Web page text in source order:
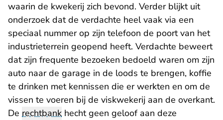
waarin de kwekerij zich bevond. Verder blijkt uit
onderzoek dat de verdachte heel vaak via een
speciaal nummer op zijn telefoon de poort van het
industrieterrein geopend heeft. Verdachte beweert
dat zijn frequente bezoeken bedoeld waren om zijn
auto naar de garage in de loods te brengen, koffie
te drinken met kennissen die er werkten en om de
vissen te voeren bij de viskwekerij aan de overkant.
De rechtbank hecht geen geloof aan deze